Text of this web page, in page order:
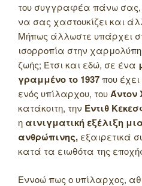
του συγγραφέα πάνω
να σας χαστουκίζει και
Μήπως άλλωστε υπάρχει
ισορροπία στην
ζωής; Έτσι και εδώ, σε ένα
γραμμένο το 1937που έχει
ενός υπίλαρχου, τουΆντον
κατάκοιτη, την Έντιθ
η αινιγματική εξέλιξη
ανθρώπινης, εξαιρετικά
κατά τα ειωθότα της
Εννοώ πως ο υπίλαρχος,